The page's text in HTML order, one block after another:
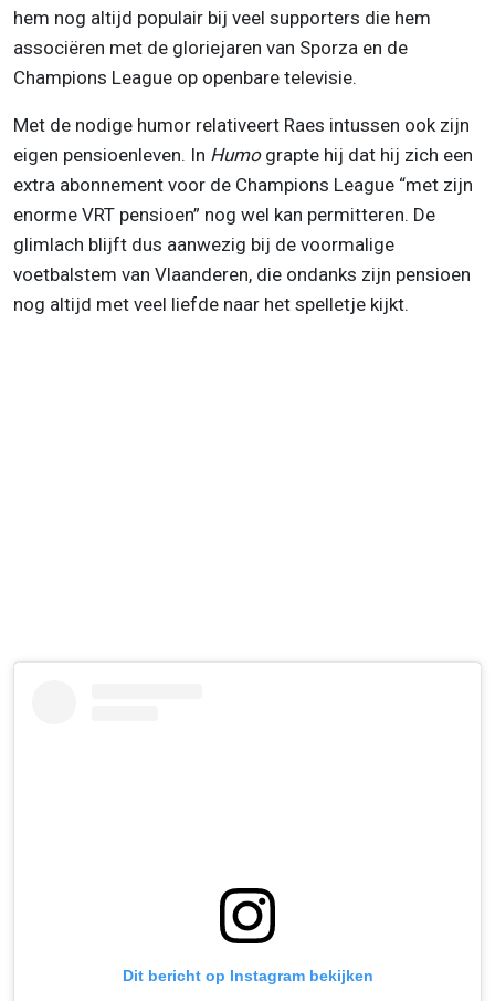
hem nog altijd populair bij veel supporters die hem
associëren met de gloriejaren van Sporza en de
Champions League op openbare televisie.
Met de nodige humor relativeert Raes intussen ook zijn
eigen pensioenleven. In Humo grapte hij dat hij zich een
extra abonnement voor de Champions League “met zijn
enorme VRT pensioen” nog wel kan permitteren. De
glimlach blijft dus aanwezig bij de voormalige
voetbalstem van Vlaanderen, die ondanks zijn pensioen
nog altijd met veel liefde naar het spelletje kijkt.
Dit bericht op Instagram bekijken